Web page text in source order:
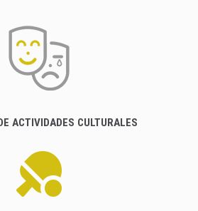
ACTIVIDADES CULTURALES